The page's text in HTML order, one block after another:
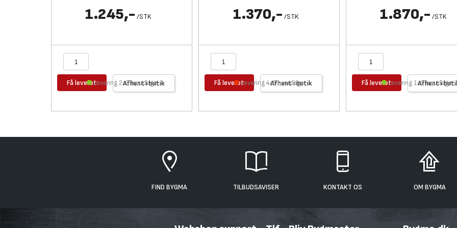
1.245,- /STK
Få leveret Afhent i butik
Levering 2-3 hverdage
1.370,- /STK
Få leveret Afhent i butik
Levering 4-5 hverdage
1.870,- /STK
Få leveret Afhent i
Levering 1-2 hverdage
FIND BYGMA TILBUDSAVISER KONTAKT OS OM BYGMA